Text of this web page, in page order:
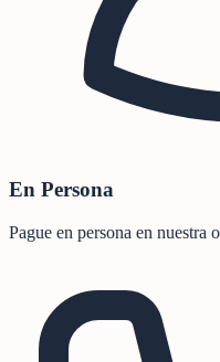
En Persona
Pague en persona en